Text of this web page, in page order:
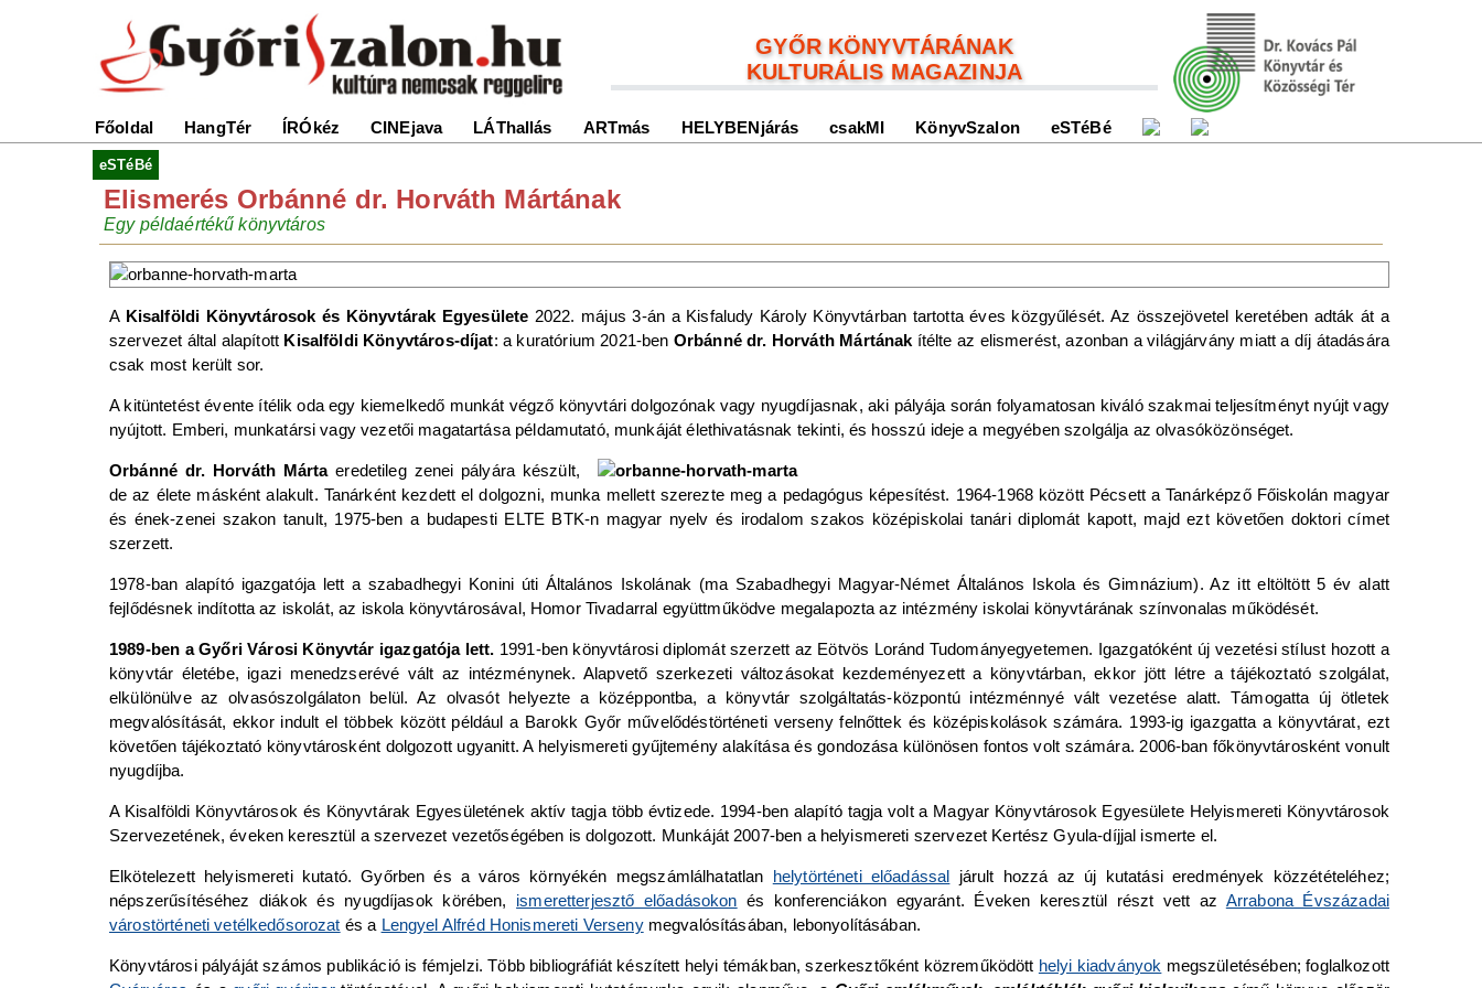
GYŐR KÖNYVTÁRÁNAK
KULTURÁLIS MAGAZINJA
Főoldal HangTér ÍRÓkéz CINEjava LÁThallás ARTmás HELYBENjárás csakMI KönyvSzalon eSTéBé
eSTéBé
Elismerés Orbánné dr. Horváth Mártának
Egy példaértékű könyvtáros
A Kisalföldi Könyvtárosok és Könyvtárak Egyesülete 2022. május 3-án a Kisfaludy Károly Könyvtárban tartotta éves közgyűlését. Az összejövetel keretében adták át a
szervezet által alapított Kisalföldi Könyvtáros-díjat: a kuratórium 2021-ben Orbánné dr. Horváth Mártának ítélte az elismerést, azonban a világjárvány miatt a díj átadására
csak most került sor.
A kitüntetést évente ítélik oda egy kiemelkedő munkát végző könyvtári dolgozónak vagy nyugdíjasnak, aki pályája során folyamatosan kiváló szakmai teljesítményt nyújt vagy
nyújtott. Emberi, munkatársi vagy vezetői magatartása példamutató, munkáját élethivatásnak tekinti, és hosszú ideje a megyében szolgálja az olvasóközönséget.
Orbánné dr. Horváth Mártaeredetileg zenei pályára készült,
de az élete másként alakult. Tanárként kezdett el dolgozni, munka mellett szerezte meg a pedagógus képesítést. 1964-1968 között Pécsett a Tanárképző Főiskolán magyar
és ének-zenei szakon tanult, 1975-ben a budapesti ELTE BTK-n magyar nyelv és irodalom szakos középiskolai tanári diplomát kapott, majd ezt követően doktori címet
szerzett.
1978-ban alapító igazgatója lett a szabadhegyi Konini úti Általános Iskolának (ma Szabadhegyi Magyar-Német Általános Iskola és Gimnázium). Az itt eltöltött 5 év alatt
fejlődésnek indította az iskolát, az iskola könyvtárosával, Homor Tivadarral együttműködve megalapozta az intézmény iskolai könyvtárának színvonalas működését.
1989-ben a Győri Városi Könyvtár igazgatója lett. 1991-ben könyvtárosi diplomát szerzett az Eötvös Loránd Tudományegyetemen. Igazgatóként új vezetési stílust hozott a
könyvtár életébe, igazi menedzserévé vált az intézménynek. Alapvető szerkezeti változásokat kezdeményezett a könyvtárban, ekkor jött létre a tájékoztató szolgálat,
elkülönülve az olvasószolgálaton belül. Az olvasót helyezte a középpontba, a könyvtár szolgáltatás-központú intézménnyé vált vezetése alatt. Támogatta új ötletek
megvalósítását, ekkor indult el többek között például a Barokk Győr művelődéstörténeti verseny felnőttek és középiskolások számára. 1993-ig igazgatta a könyvtárat, ezt
követően tájékoztató könyvtárosként dolgozott ugyanitt. A helyismereti gyűjtemény alakítása és gondozása különösen fontos volt számára. 2006-ban főkönyvtárosként vonult
nyugdíjba.
A Kisalföldi Könyvtárosok és Könyvtárak Egyesületének aktív tagja több évtizede. 1994-ben alapító tagja volt a Magyar Könyvtárosok Egyesülete Helyismereti Könyvtárosok
Szervezetének, éveken keresztül a szervezet vezetőségében is dolgozott. Munkáját 2007-ben a helyismereti szervezet Kertész Gyula-díjjal ismerte el.
Elkötelezett helyismereti kutató. Győrben és a város környékén megszámlálhatatlan helytörténeti előadással járult hozzá az új kutatási eredmények közzétételéhez;
népszerűsítéséhez diákok és nyugdíjasok körében, ismeretterjesztő előadásokon és konferenciákon egyaránt. Éveken keresztül részt vett az Arrabona Évszázadai
várostörténeti vetélkedősorozat és a Lengyel Alfréd Honismereti Versenymegvalósításában, lebonyolításában.
Könyvtárosi pályáját számos publikáció is fémjelzi. Több bibliográfiát készített helyi témákban, szerkesztőként közreműködött helyi kiadványok megszületésében; foglalkozott